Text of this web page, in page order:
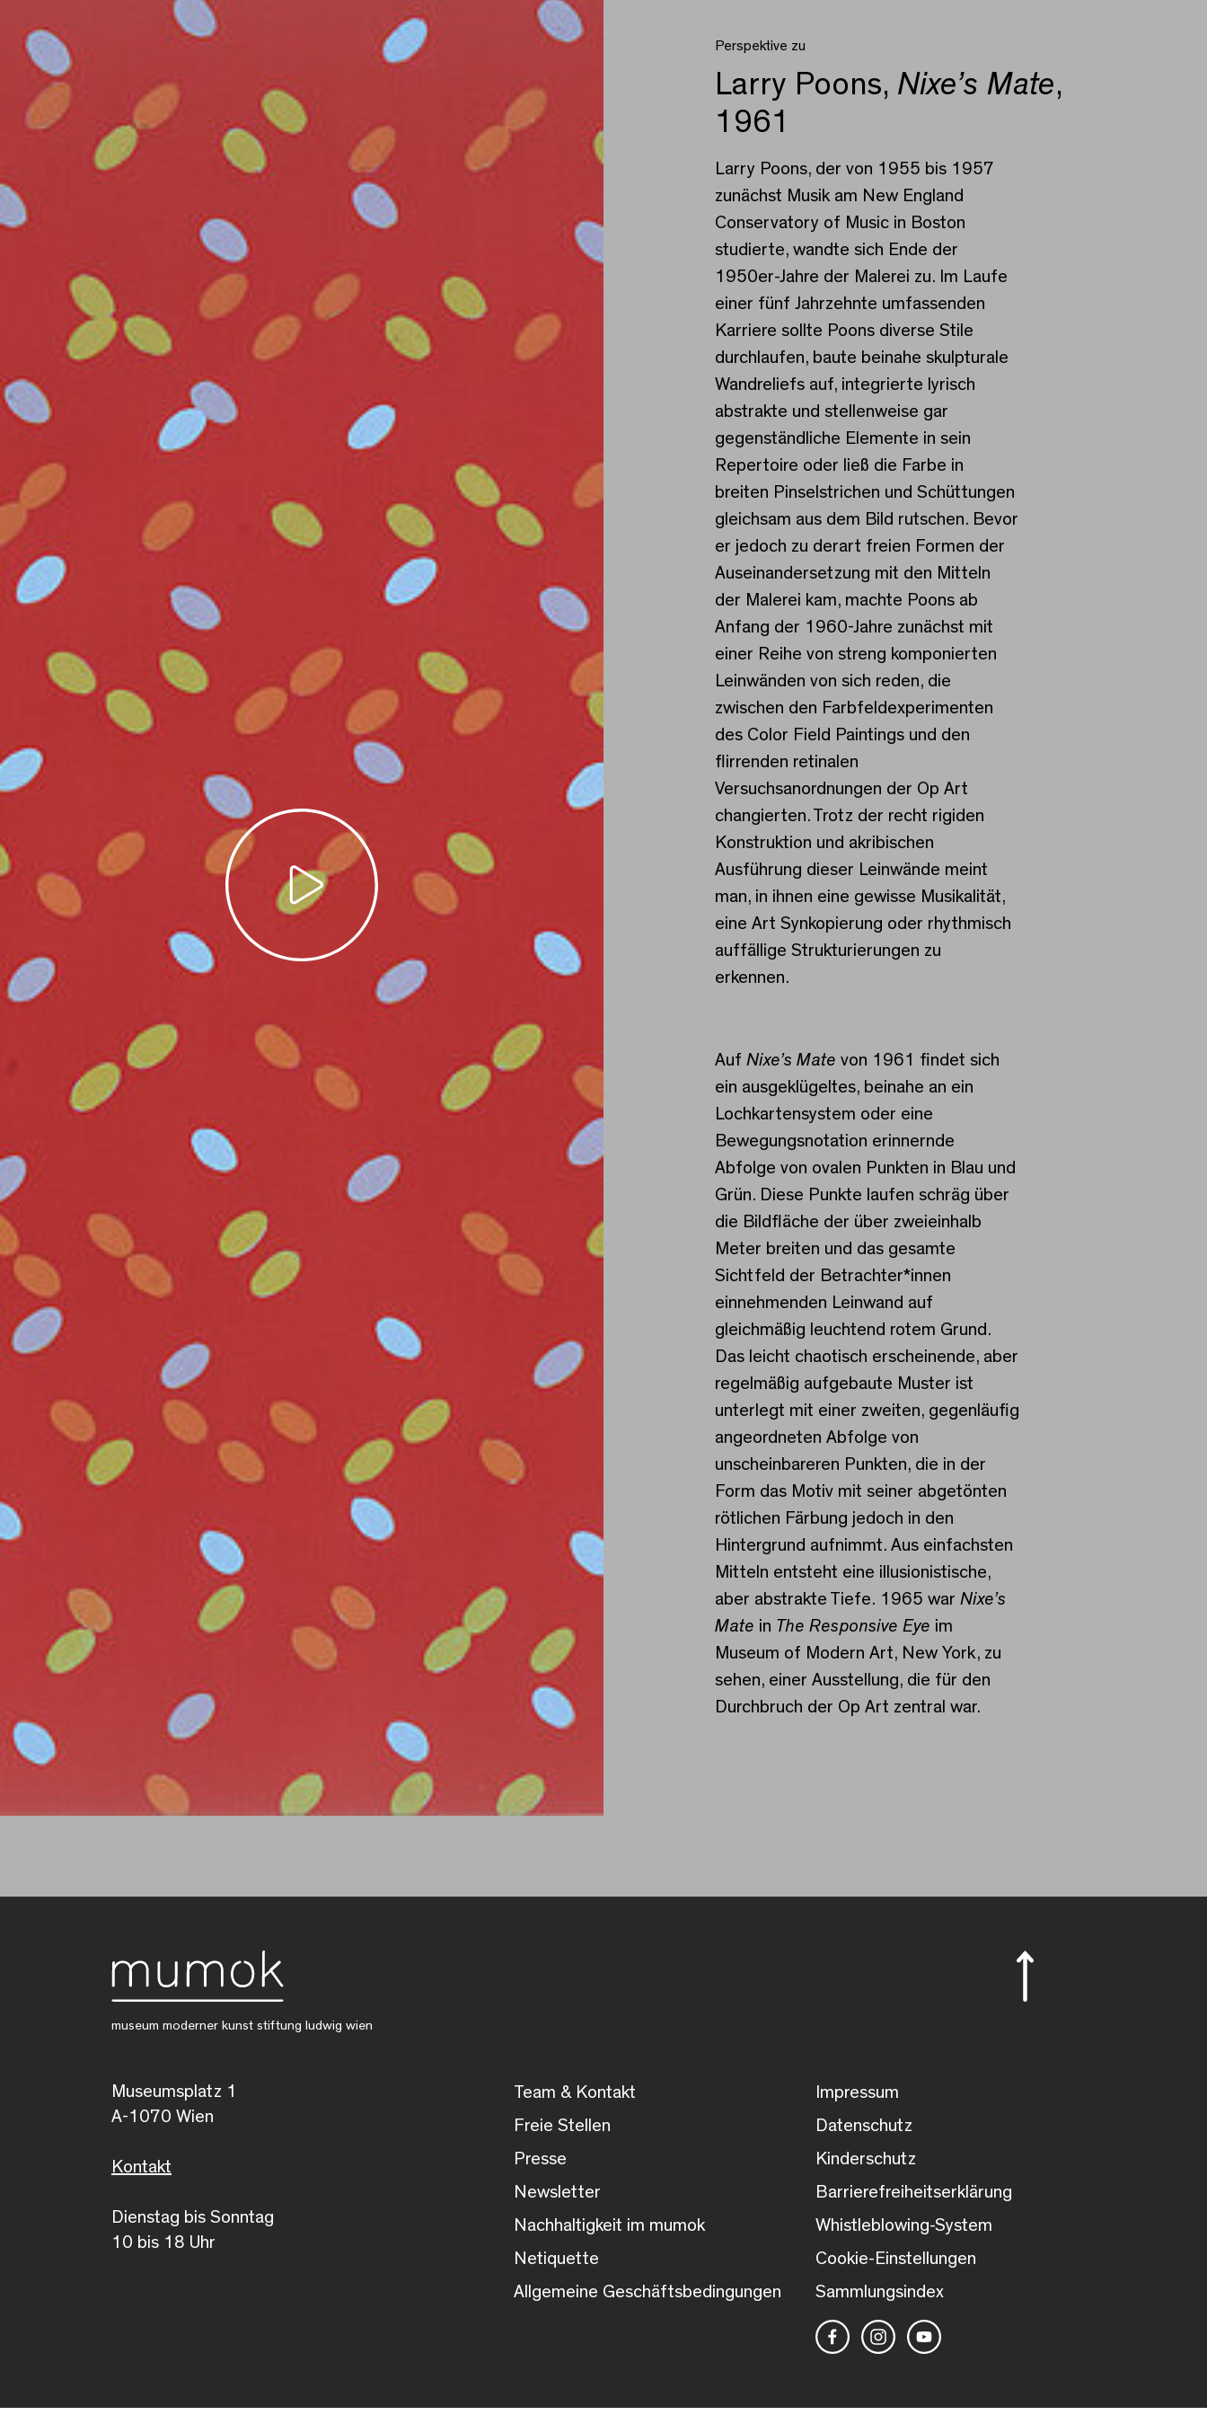
Perspektive zu
Larry Poons, Nixe’s Mate,
1961
Larry Poons, der von 1955 bis 1957
zunächst Musik am New England
Conservatory of Music in Boston
studierte, wandte sich Ende der
1950er-Jahre der Malerei zu. Im Laufe
einer fünf Jahrzehnte umfassenden
Karriere sollte Poons diverse Stile
durchlaufen, baute beinahe skulpturale
Wandreliefs auf, integrierte lyrisch
abstrakte und stellenweise gar
gegenständliche Elemente in sein
Repertoire oder ließ die Farbe in
breiten Pinselstrichen und Schüttungen
gleichsam aus dem Bild rutschen. Bevor
er jedoch zu derart freien Formen der
Auseinandersetzung mit den Mitteln
der Malerei kam, machte Poons ab
Anfang der 1960-Jahre zunächst mit
einer Reihe von streng komponierten
Leinwänden von sich reden, die
zwischen den Farbfeldexperimenten
des Color Field Paintings und den
flirrenden retinalen
Versuchsanordnungen der Op Art
changierten. Trotz der recht rigiden
Konstruktion und akribischen
Ausführung dieser Leinwände meint
man, in ihnen eine gewisse Musikalität,
eine Art Synkopierung oder rhythmisch
auffällige Strukturierungen zu
erkennen.
Auf Nixe’s Mate von 1961 findet sich
ein ausgeklügeltes, beinahe an ein
Lochkartensystem oder eine
Bewegungsnotation erinnernde
Abfolge von ovalen Punkten in Blau und
Grün. Diese Punkte laufen schräg über
die Bildfläche der über zweieinhalb
Meter breiten und das gesamte
Sichtfeld der Betrachter*innen
einnehmenden Leinwand auf
gleichmäßig leuchtend rotem Grund.
Das leicht chaotisch erscheinende, aber
regelmäßig aufgebaute Muster ist
unterlegt mit einer zweiten, gegenläufig
angeordneten Abfolge von
unscheinbareren Punkten, die in der
Form das Motiv mit seiner abgetönten
rötlichen Färbung jedoch in den
Hintergrund aufnimmt. Aus einfachsten
Mitteln entsteht eine illusionistische,
aber abstrakte Tiefe. 1965 war Nixe’s
Mate in The Responsive Eye im
Museum of Modern Art, New York, zu
sehen, einer Ausstellung, die für den
Durchbruch der Op Art zentral war.
museum moderner kunst stiftung ludwig wien
Museumsplatz 1
A-1070 Wien
Kontakt
Dienstag bis Sonntag
10 bis 18 Uhr
Team & Kontakt
Freie Stellen
Presse
Newsletter
Nachhaltigkeit im mumok
Netiquette
Allgemeine Geschäftsbedingungen
Impressum
Datenschutz
Kinderschutz
Barrierefreiheitserklärung
Whistleblowing-System
Cookie-Einstellungen
Sammlungsindex